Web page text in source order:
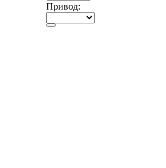
Привод: